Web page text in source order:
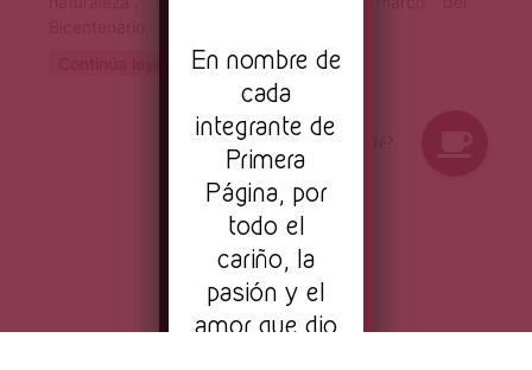
En nombre de
cada
integrante de
Primera
Página, por
todo el
cariño, la
pasión y el
amor que dio